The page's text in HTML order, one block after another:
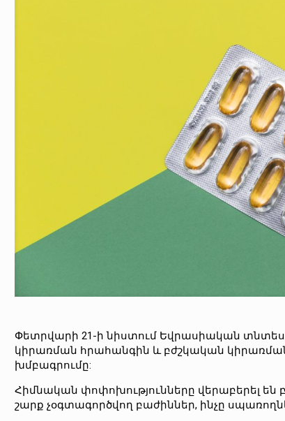
​​Փետրվարի 21-ի նիստում Եվրասիական
կիրառման հրահանգին և բժշկական
խմբագրումը:
Հիմնական փոփոխությունները վերաբերել
շարք չօգտագործվող բաժիններ, ինչը